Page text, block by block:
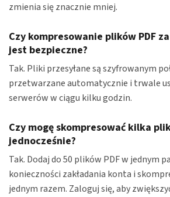
zmienia się znacznie mniej.
Czy kompresowanie plików PDF
jest bezpieczne?
Tak. Pliki przesyłane są szyfrowanym
przetwarzane automatycznie i trwale
serwerów w ciągu kilku godzin.
Czy mogę skompresować kilka
jednocześnie?
Tak. Dodaj do 50 plików PDF w jednym
konieczności zakładania konta i
jednym razem. Zaloguj się, aby